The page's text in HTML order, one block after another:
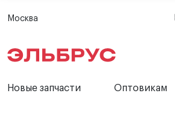
Москва
Новые запчасти Оптовикам